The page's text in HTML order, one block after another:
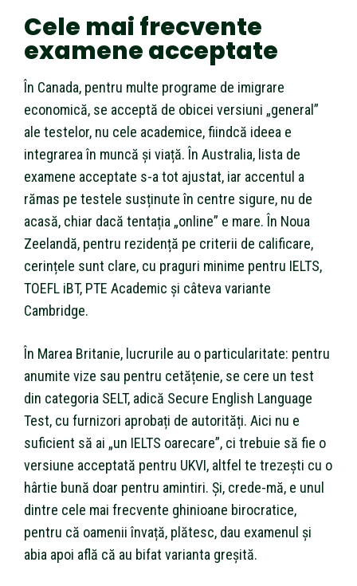
Cele mai frecvente
examene acceptate
În Canada, pentru multe programe de imigrare
economică, se acceptă de obicei versiuni „general”
ale testelor, nu cele academice, fiindcă ideea e
integrarea în muncă și viață. În Australia, lista de
examene acceptate s-a tot ajustat, iar accentul a
rămas pe testele susținute în centre sigure, nu de
acasă, chiar dacă tentația „online” e mare. În Noua
Zeelandă, pentru rezidență pe criterii de calificare,
cerințele sunt clare, cu praguri minime pentru IELTS,
TOEFL iBT, PTE Academic și câteva variante
Cambridge.
În Marea Britanie, lucrurile au o particularitate: pentru
anumite vize sau pentru cetățenie, se cere un test
din categoria SELT, adică Secure English Language
Test, cu furnizori aprobați de autorități. Aici nu e
suficient să ai „un IELTS oarecare”, ci trebuie să fie o
versiune acceptată pentru UKVI, altfel te trezești cu o
hârtie bună doar pentru amintiri. Și, crede-mă, e unul
dintre cele mai frecvente ghinioane birocratice,
pentru că oamenii învață, plătesc, dau examenul și
abia apoi află că au bifat varianta greșită.